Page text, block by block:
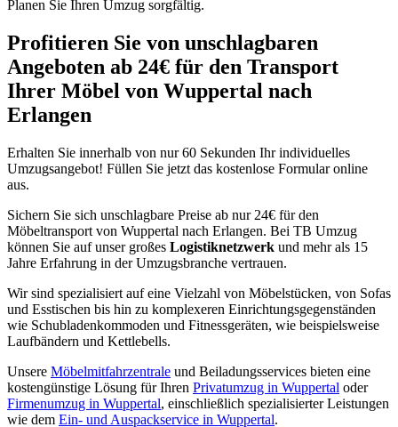
Planen Sie Ihren Umzug sorgfältig.
Profitieren Sie von unschlagbaren
Angeboten ab 24€ für den Transport
Ihrer Möbel von Wuppertal nach
Erlangen
Erhalten Sie innerhalb von nur 60 Sekunden Ihr individuelles
Umzugsangebot! Füllen Sie jetzt das kostenlose Formular online
aus.
Sichern Sie sich unschlagbare Preise ab nur 24€ für den
Möbeltransport von Wuppertal nach Erlangen. Bei TB Umzug
können Sie auf unser großes Logistiknetzwerk und mehr als 15
Jahre Erfahrung in der Umzugsbranche vertrauen.
Wir sind spezialisiert auf eine Vielzahl von Möbelstücken, von Sofas
und Esstischen bis hin zu komplexeren Einrichtungsgegenständen
wie Schubladenkommoden und Fitnessgeräten, wie beispielsweise
Laufbändern und Kettlebells.
Unsere Möbelmitfahrzentrale und Beiladungsservices bieten eine
kostengünstige Lösung für Ihren Privatumzug in Wuppertal oder
Firmenumzug in Wuppertal, einschließlich spezialisierter Leistungen
wie dem Ein- und Auspackservice in Wuppertal.